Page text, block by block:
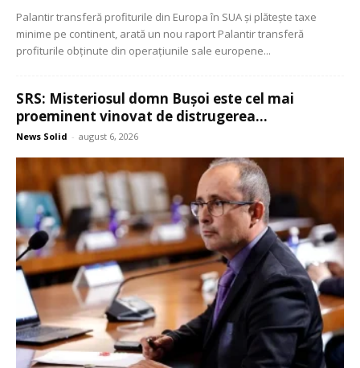
Palantir transferă profiturile din Europa în SUA și plătește taxe
minime pe continent, arată un nou raport Palantir transferă
profiturile obținute din operațiunile sale europene...
SRS: Misteriosul domn Bușoi este cel mai
proeminent vinovat de distrugerea...
News Solid - august 6, 2026